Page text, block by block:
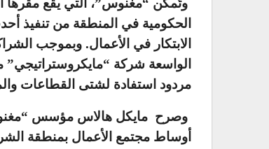
وتُمكِّن “مغنوس”، التي يقع
الحكومية في المنطقة من تنفيذ
الابتكار في الأعمال. وبموجب
الواسعة شركة
مردود استفادة لشتى القطاعات
وصرح مايكل هالاس مؤسس “مغنوس”
أوساط مجتمع الأعمال بمنطقة